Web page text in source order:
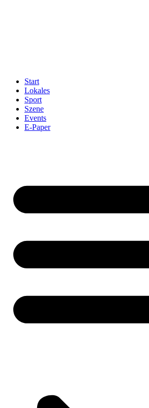
Start
Lokales
Sport
Szene
Events
E-Paper